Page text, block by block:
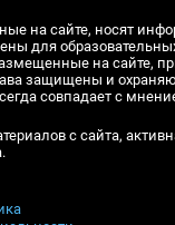
на сайте, носят
для
на сайте,
защищены и
совпадает с
с сайта,